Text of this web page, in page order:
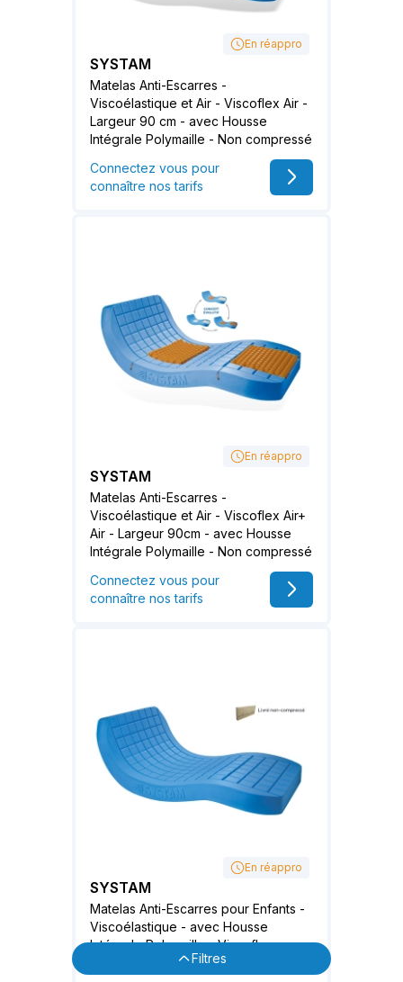
Filtres
En réappro
SYSTAM
Matelas Anti-Escarres -
Viscoélastique et Air - Viscoflex Air -
Largeur 90 cm - avec Housse
Intégrale Polymaille - Non compressé
Connectez vous pour
connaître nos tarifs
En réappro
SYSTAM
Matelas Anti-Escarres -
Viscoélastique et Air - Viscoflex Air+
Air - Largeur 90cm - avec Housse
Intégrale Polymaille - Non compressé
Connectez vous pour
connaître nos tarifs
En réappro
SYSTAM
Matelas Anti-Escarres pour Enfants -
Viscoélastique - avec Housse
Intégrale Polymaille - Viscoflex
Site de Confiance
Certifié par:Trustindex